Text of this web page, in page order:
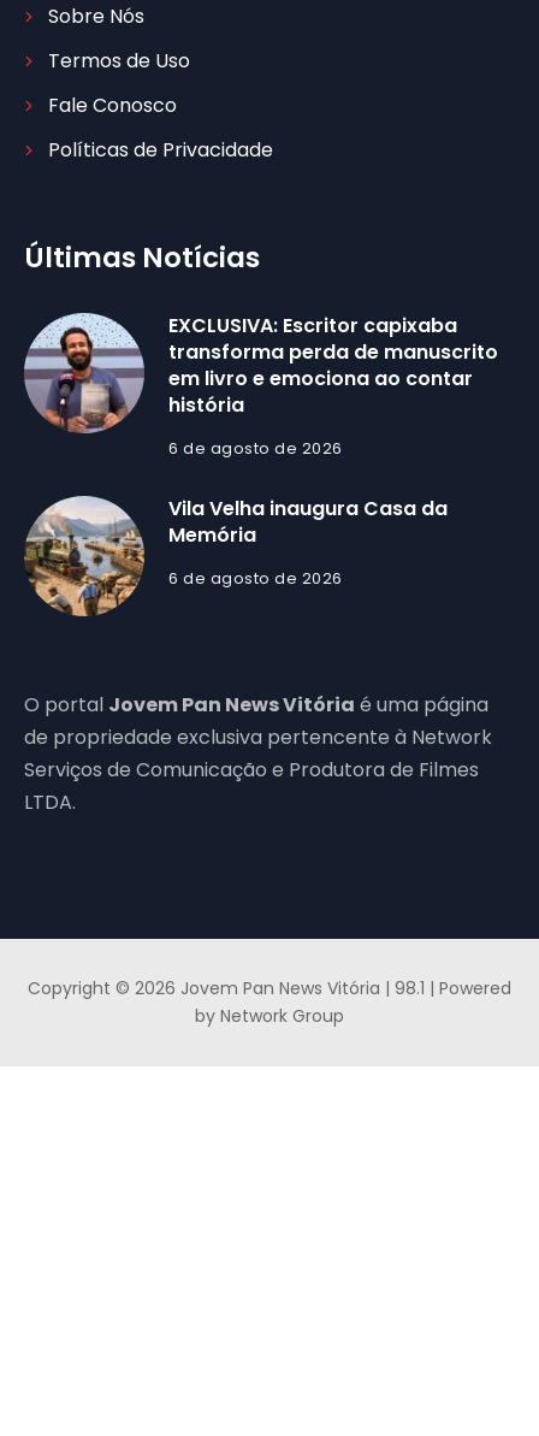
Sobre Nós
Termos de Uso
Fale Conosco
Políticas de Privacidade
Últimas Notícias
EXCLUSIVA: Escritor capixaba
transforma perda de manuscrito
em livro e emociona ao contar
história
6 de agosto de 2026
Vila Velha inaugura Casa da
Memória
6 de agosto de 2026
O portal Jovem Pan News Vitória é uma página
de propriedade exclusiva pertencente à Network
Serviços de Comunicação e Produtora de Filmes
LTDA.
Copyright © 2026 Jovem Pan News Vitória | 98.1 | Powered
by Network Group